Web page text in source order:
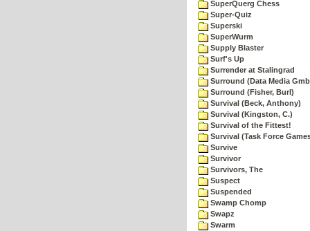
SuperQuerg Chess
Super-Quiz
Superski
SuperWurm
Supply Blaster
Surf's Up
Surrender at Stalingrad
Surround (Data Media
Surround (Fisher, Burl)
Survival (Beck, Anthony)
Survival (Kingston, C.)
Survival of the Fittest!
Survival (Task Force
Survive
Survivor
Survivors, The
Suspect
Suspended
Swamp Chomp
Swapz
Swarm